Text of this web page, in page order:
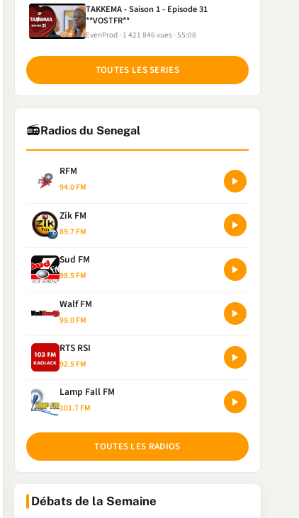
TAKKEMA - Saison 1 - Episode 31
**VOSTFR**
EvenProd 1 421 846 vues 55:08
TOUTES LES SERIES
📻Radios du Senegal
RFM
94.0 FM
Zik FM
89.7 FM
Sud FM
98.5 FM
Walf FM
99.0 FM
RTS RSI
92.5 FM
Lamp Fall FM
101.7 FM
TOUTES LES RADIOS
Débats de la Semaine